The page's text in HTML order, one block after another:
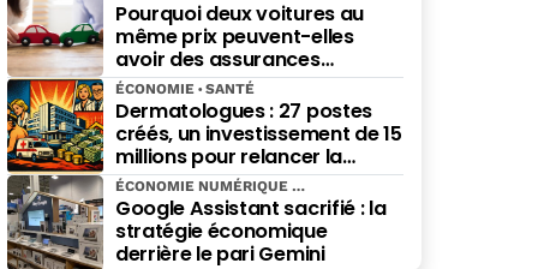
Pourquoi deux voitures au
même prix peuvent-elles
avoir des assurances
différentes ?
Dermatologues : 27 postes
créés, un investissement de 15
millions pour relancer la
spécialité
ÉCONOMIE SANTÉ
Google Assistant sacrifié : la
stratégie économique
derrière le pari Gemini
ÉCONOMIE NUMÉRIQUE